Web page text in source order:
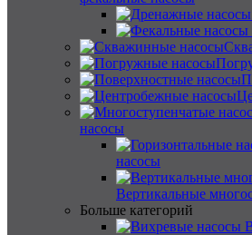
насосы
насосы
Вертикальные
Больше категорий